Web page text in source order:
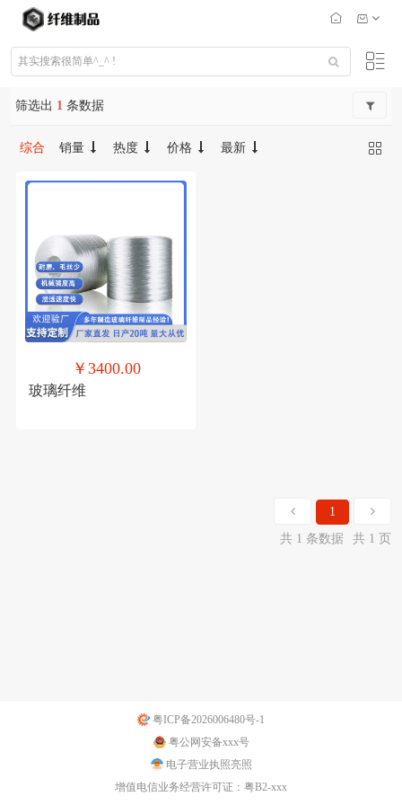
筛选出 1 条数据
综合 销量 热度 价格 最新
￥3400.00
玻璃纤维
1
共 1 条数据
共 1 页
粤ICP备2026006480号-1
粤公网安备xxx号
电子营业执照亮照
增值电信业务经营许可证：粤B2-xxx